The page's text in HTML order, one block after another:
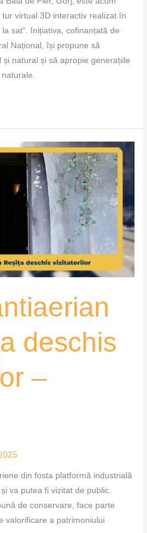
virtual 3D interactiv realizat în
sat”. Inițiativa, cofinanțată de
Național, își propune să
natural și să apropie generațiile
deschis
–
din fosta platformă industrială
va putea fi vizitat de public.
de conservare, face parte
valorificare a patrimoniului